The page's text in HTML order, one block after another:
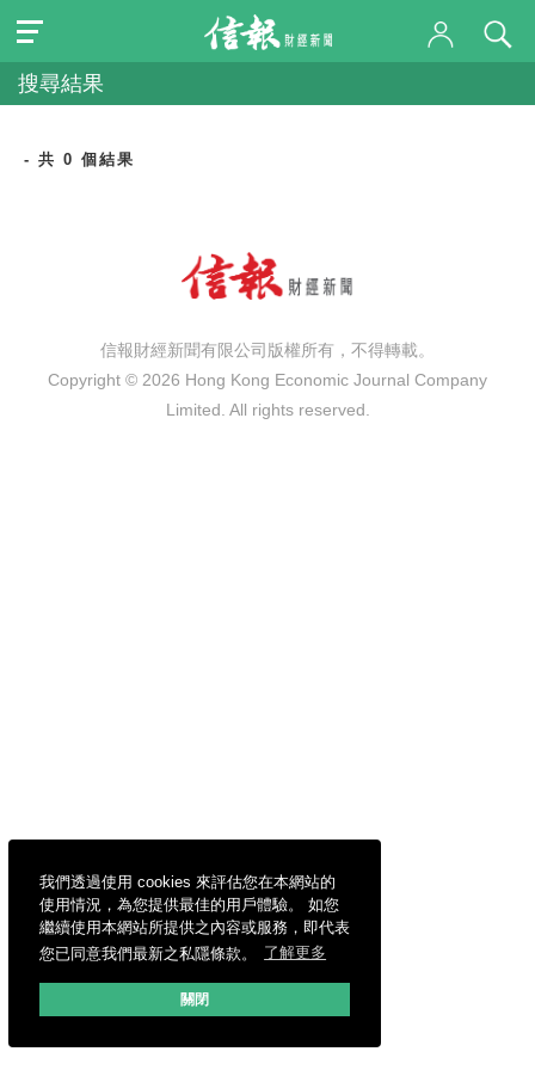
我們透過使用 cookies 來評估您在本網站的
使用情況，為您提供最佳的用戶體驗。 如您
繼續使用本網站所提供之內容或服務，即代表
您已同意我們最新之私隱條款。
了解更多
關閉
搜尋結果
- 共 0 個結果
信報財經新聞有限公司版權所有，不得轉載。
Copyright © 2026 Hong Kong Economic Journal Company
Limited. All rights reserved.